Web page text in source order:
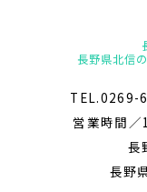
長野県北信
営業時間
長
長野